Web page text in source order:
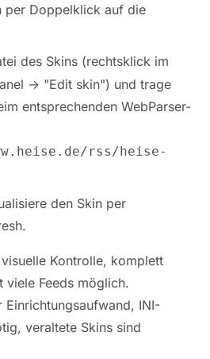
per Doppelklick auf die
des Skins (rechtsklick im
→ "Edit skin") und trage
entsprechenden WebParser-
rss/heise-
den Skin per
Kontrolle, komplett
viele Feeds möglich.
Einrichtungsaufwand, INI-
veraltete Skins sind